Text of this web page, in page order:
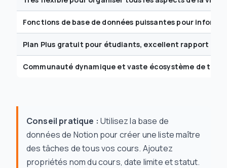
Fonctions de base de données puissantes pour
Plan Plus gratuit pour étudiants, excellent rapport
Communauté dynamique et vaste écosystème de
Conseil pratique : Utilisez la base de
données de Notion pour créer une liste maître
des tâches de tous vos cours. Ajoutez
propriétés nom du cours, date limite et statut.